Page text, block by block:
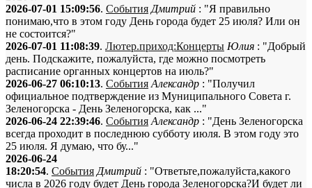
2026-07-01 15:09:56. События Дмитрий : "Я правильно
понимаю,что в этом году День города будет 25 июля? Или он
не состоится?"
2026-07-01 11:08:39. Лютер.приход:Концерты Юлия : "Добрый
день. Подскажите, пожалуйста, где можно посмотреть
расписание органных концертов на июль?"
2026-06-27 06:10:13. События Александр : "Получил
официальное подтверждение из Муниципального Совета г.
Зеленогорска - День Зеленогорска, как ..."
2026-06-24 22:39:46. События Александр : "День Зеленогорска
всегда проходит в последнюю субботу июля. В этом году это
25 июля. Я думаю, что бу..."
2026-06-24
18:20:54. События Дмитрий : "Ответьте,пожалуйста,какого
числа в 2026 году будет День города Зеленогорска?И будет ли